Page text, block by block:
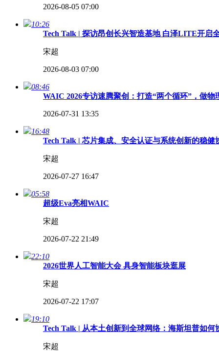
2026-08-05 07:00
10:26
Tech Talk | 探访昂创长兴智造基地 白泽LITE开启
宋超
2026-08-03 07:00
08:46
WAIC 2026专访速腾聚创：打造“两个循环”，做
2026-07-31 13:35
16:48
Tech Talk | 芯片集成、安全认证与系统创新的稳
宋超
2026-07-27 16:47
05:58
超级Eva亮相WAIC
宋超
2026-07-22 21:49
22:10
2026世界人工智能大会 具身智能板块逛展
宋超
2026-07-22 17:07
19:10
Tech Talk | 从本土创新到全球网络：海斯坦普如
宋超